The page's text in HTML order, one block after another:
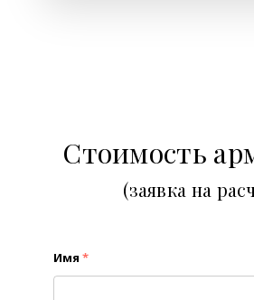
Стоимость
(заявка на
Имя *